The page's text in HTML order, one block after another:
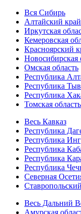
Вся Сибирь
Алтайский край
Иркутская
Кемеровская
Красноярский
Новосибирская
Омская область
Республика
Республика
Республика
Томская область
Весь Кавказ
Республика
Республика
Республика
Республика
Республика
Северная
Весь Дальний
Амурская